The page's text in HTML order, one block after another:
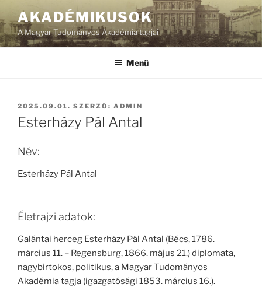
AKADÉMIKUSOK
A Magyar Tudományos Akadémia tagjai
Menü
BEKÜLDVE:
2025.09.01. SZERZŐ: ADMIN
Esterházy Pál Antal
Név:
Esterházy Pál Antal
Életrajzi adatok:
Galántai herceg Esterházy Pál Antal (Bécs, 1786.
március 11. – Regensburg, 1866. május 21.) diplomata,
nagybirtokos, politikus, a Magyar Tudományos
Akadémia tagja (igazgatósági 1853. március 16.).